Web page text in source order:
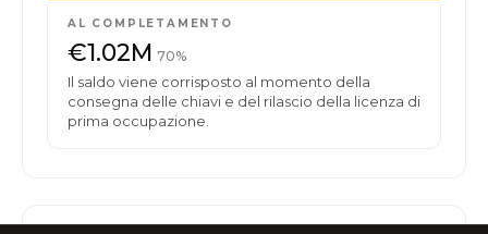
AL COMPLETAMENTO
€1.02M 70%
Il saldo viene corrisposto al momento della
consegna delle chiavi e del rilascio della licenza di
prima occupazione.